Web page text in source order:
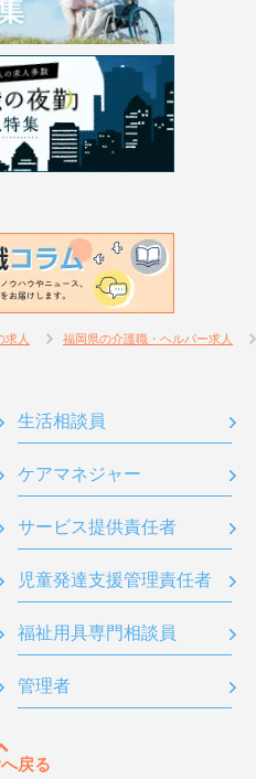
求人 福岡県の介護職・ヘルパー求人
生活相談員
ケアマネジャー
サービス提供責任者
児童発達支援管理責任者
福祉用具専門相談員
管理者
戻る